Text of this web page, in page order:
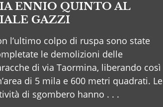
ENNIO QUINTO AL
GAZZI
l’ultimo colpo di ruspa sono state
le demolizioni delle
di via Taormina, liberando così
di 5 mila e 600 metri quadrati. Le
di sgombero hanno . . .